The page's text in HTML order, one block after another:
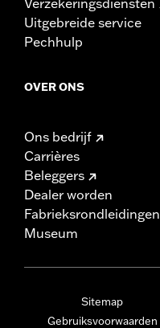
Uitgebreide service
Pechhulp
OVER ONS
Ons bedrijf
Carrières
Beleggers
Dealer worden
Fabrieksrondleidingen
Museum
Sitemap
Gebruiksvoorwaarden